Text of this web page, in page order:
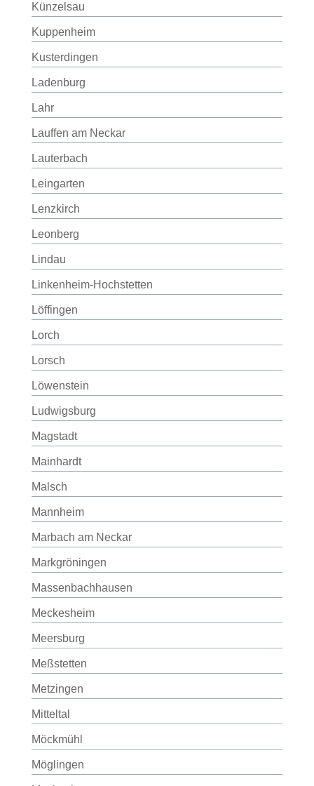
Künzelsau
Kuppenheim
Kusterdingen
Ladenburg
Lahr
Lauffen am Neckar
Lauterbach
Leingarten
Lenzkirch
Leonberg
Lindau
Linkenheim-Hochstetten
Löffingen
Lorch
Lorsch
Löwenstein
Ludwigsburg
Magstadt
Mainhardt
Malsch
Mannheim
Marbach am Neckar
Markgröningen
Massenbachhausen
Meckesheim
Meersburg
Meßstetten
Metzingen
Mitteltal
Möckmühl
Möglingen